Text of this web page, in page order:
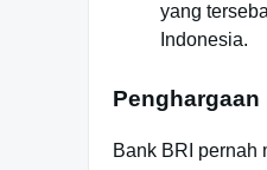
yang
Indonesia.
Penghargaan
Bank BRI pernah